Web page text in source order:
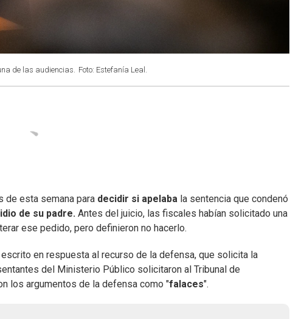
de las audiencias. Foto: Estefanía Leal.
de esta semana para decidir si apelaba la sentencia que condenó
de su padre. Antes del juicio, las fiscales habían solicitado una
ese pedido, pero definieron no hacerlo.
en respuesta al recurso de la defensa, que solicita la
del Ministerio Público solicitaron al Tribunal de
los argumentos de la defensa como "falaces".